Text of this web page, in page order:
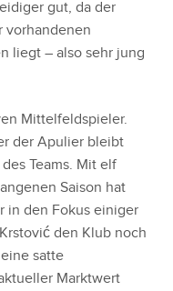
gut, da der
vorhandenen
liegt – also sehr jung
Mittelfeldspieler.
der Apulier bleibt
Teams. Mit elf
Saison hat
in den Fokus einiger
den Klub noch
satte
Marktwert